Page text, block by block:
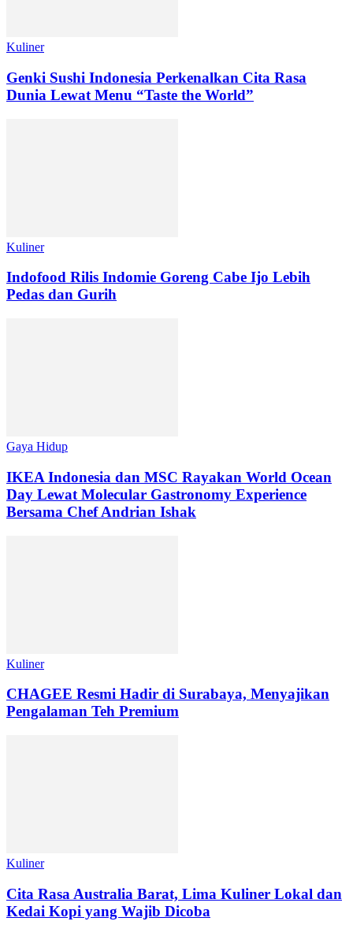
Kuliner
Genki Sushi Indonesia Perkenalkan Cita Rasa
Dunia Lewat Menu “Taste the World”
Kuliner
Indofood Rilis Indomie Goreng Cabe Ijo Lebih
Pedas dan Gurih
Gaya Hidup
IKEA Indonesia dan MSC Rayakan World Ocean
Day Lewat Molecular Gastronomy Experience
Bersama Chef Andrian Ishak
Kuliner
CHAGEE Resmi Hadir di Surabaya, Menyajikan
Pengalaman Teh Premium
Kuliner
Cita Rasa Australia Barat, Lima Kuliner Lokal dan
Kedai Kopi yang Wajib Dicoba